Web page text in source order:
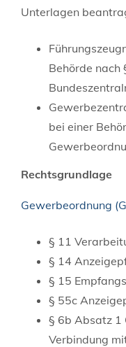
Unterlagen
Behörde nach
bei einer
Rechtsgrundlage
Gewerbeordnung
§ 11
§ 14
§ 15
§ 55c
§ 6b Absatz 1
Verbindung